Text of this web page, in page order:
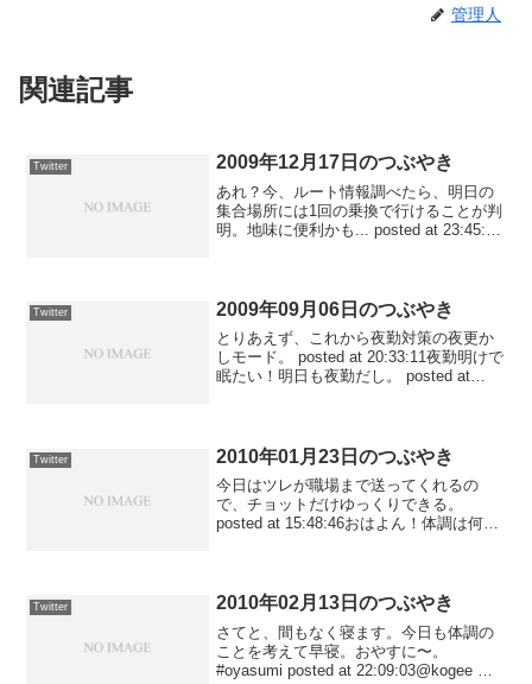
管理人
関連記事
Twitter 2009年12月17日のつぶやき
あれ？今、ルート情報調べたら、明日の
集合場所には1回の乗換で行けることが判
明。地味に便利かも... posted at 23:45:19
Twitter 2009年09月06日のつぶやき
とりあえず、これから夜勤対策の夜更か
しモード。 posted at 20:33:11夜勤明けで
眠たい！明日も夜勤だし。 posted at
Twitter 2010年01月23日のつぶやき
今日はツレが職場まで送ってくれるの
で、チョットだけゆっくりできる。
posted at 15:48:46おはよん！体調は何と
Twitter 2010年02月13日のつぶやき
さてと、間もなく寝ます。今日も体調の
ことを考えて早寝。おやすに〜。
#oyasumi posted at 22:09:03@kogee そ